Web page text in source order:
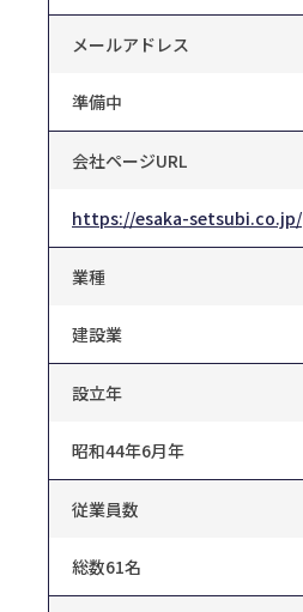
メールアドレス
準備中
会社ページURL
https://esaka-setsubi.co.jp/
業種
建設業
設立年
昭和44年6月年
従業員数
総数61名